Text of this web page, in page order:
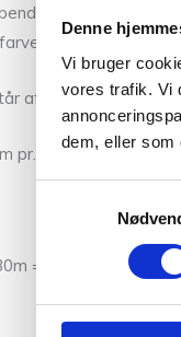
Denne
Vi bruger
vores trafik. Vi
dem, eller som
garn
så tag dig god tid
af 75% Super Kid
pr. 25 g/232 yards
= 10cm